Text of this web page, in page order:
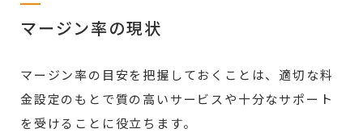
マージン率の現状
マージン率の目安を把握しておくことは、適切な料
金設定のもとで質の高いサービスや十分なサポート
を受けることに役立ちます。